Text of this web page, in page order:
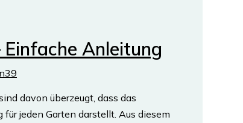
Anleitung
davon überzeugt, dass das
jeden Garten darstellt. Aus diesem